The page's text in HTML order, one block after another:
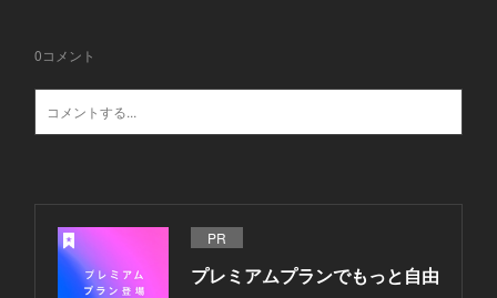
0コメント
PR
プレミアムプランでもっと自由